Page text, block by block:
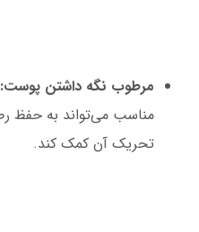
مرطوب نگه داشتن پوست:
مناسب می‌تواند به حفظ
تحریک آن کمک کند.